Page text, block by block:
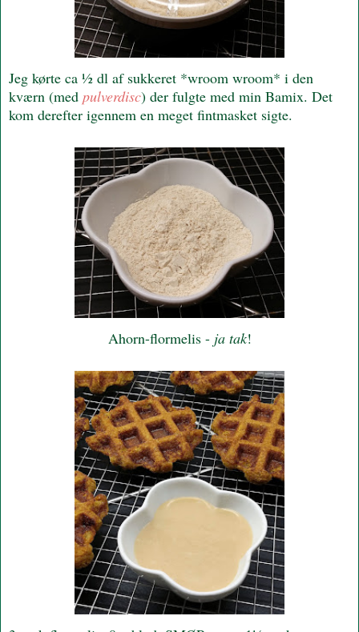
Jeg kørte ca ½ dl af sukkeret *wroom wroom* i den
kværn (med pulverdisc) der fulgte med min Bamix. Det
kom derefter igennem en meget fintmasket sigte.
Ahorn-flormelis - ja tak!